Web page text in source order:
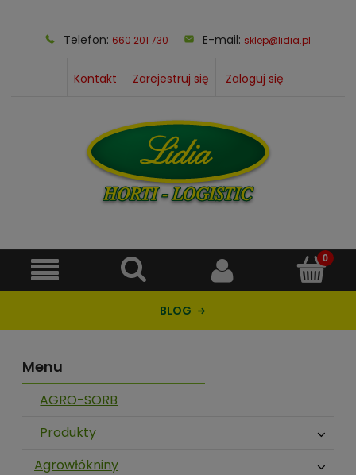
Telefon: 660 201 730 E-mail: sklep@lidia.pl
Kontakt Zarejestruj się Zaloguj się
BLOG
Menu
AGRO-SORB
Produkty
Agrowłókniny